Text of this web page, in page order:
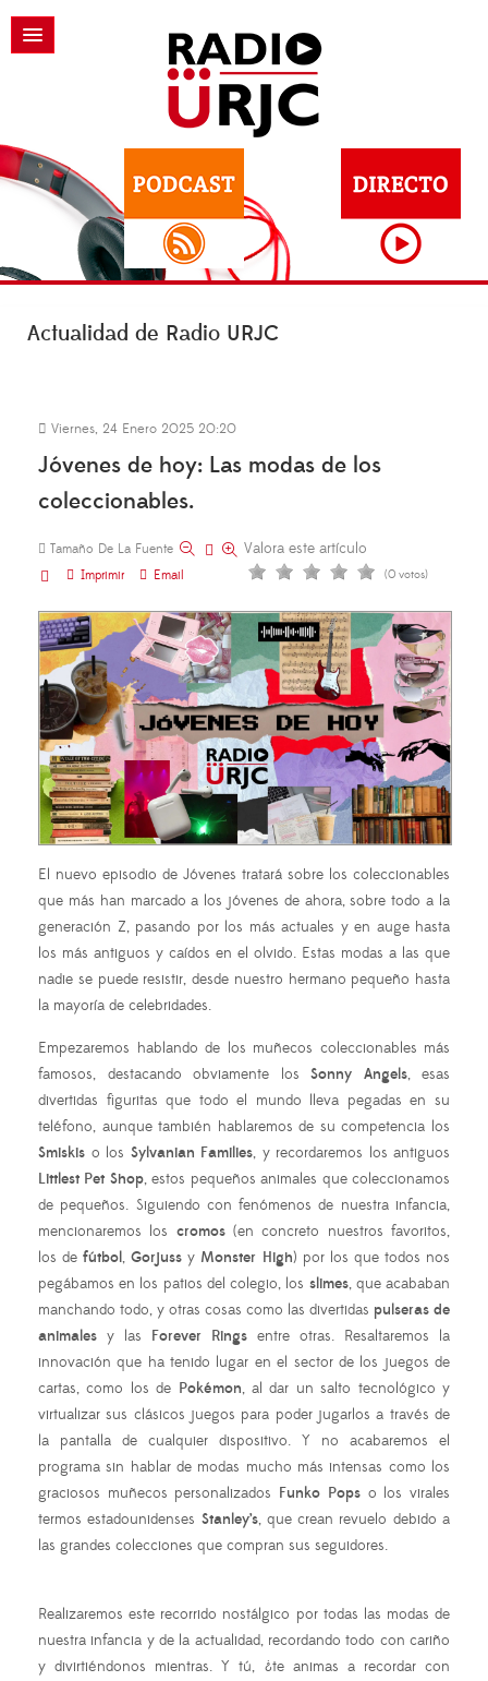
Actualidad de Radio URJC
Viernes, 24 Enero 2025 20:20
Jóvenes de hoy: Las modas de los
coleccionables.
Tamaño De La Fuente
Imprimir
Email
Valora este artículo
(0 votos)
El nuevo episodio de Jóvenes tratará sobre los coleccionables
que más han marcado a los jóvenes de ahora, sobre todo a la
generación Z, pasando por los más actuales y en auge hasta
los más antiguos y caídos en el olvido. Estas modas a las que
nadie se puede resistir, desde nuestro hermano pequeño hasta
la mayoría de celebridades.
Empezaremos hablando de los muñecos coleccionables más
famosos, destacando obviamente los Sonny Angels, esas
divertidas figuritas que todo el mundo lleva pegadas en su
teléfono, aunque también hablaremos de su competencia los
Smiskis o los Sylvanian Families, y recordaremos los antiguos
Littlest Pet Shop, estos pequeños animales que coleccionamos
de pequeños. Siguiendo con fenómenos de nuestra infancia,
mencionaremos los cromos(en concreto nuestros favoritos,
los defútbol,Gorjuss y Monster High) por los que todos nos
pegábamos en los patios del colegio, los slimes, que acababan
manchando todo, y otras cosas como las divertidas pulseras de
animales y las Forever Rings entre otras. Resaltaremos la
innovación que ha tenido lugar en el sector de los juegos de
cartas, como los de Pokémon, al dar un salto tecnológico y
virtualizar sus clásicos juegos para poder jugarlos a través de
la pantalla de cualquier dispositivo. Y no acabaremos el
programa sin hablar de modas mucho más intensas como los
graciosos muñecos personalizados Funko Popso los virales
termos estadounidenses Stanley’s, que crean revuelo debido a
las grandes colecciones que compran sus seguidores.
Realizaremos este recorrido nostálgico por todas las modas de
nuestra infancia y de la actualidad, recordando todo con cariño
y divirtiéndonos mientras. Y tú, ¿te animas a recordar con